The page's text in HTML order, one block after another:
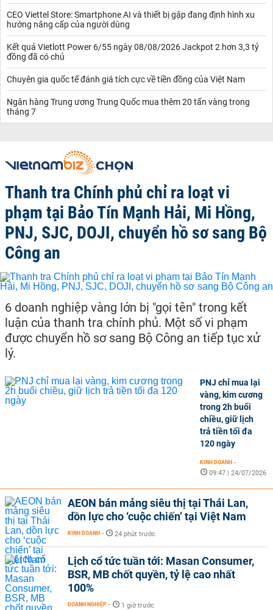
CEO Viettel Store: Smartphone AI và thiết bị gập đang định hình xu
hướng nâng cấp của người dùng
Kết quả Vietlott Power 6/55 ngày 08/08/2026 Jackpot 2 hơn 3,3 tỷ
đồng đã có chủ
Chuyên gia quốc tế đánh giá tích cực về tiền đồng của Việt Nam
Ngân hàng Trung ương Trung Quốc mua thêm 20 tấn vàng trong
tháng 7
Thanh tra Chính phủ chỉ ra loạt vi
phạm tại Bảo Tín Mạnh Hải, Mi Hồng,
PNJ, SJC, DOJI, chuyển hồ sơ sang Bộ
Công an
6 doanh nghiệp vàng lớn bị "gọi tên" trong kết
luận của thanh tra chính phủ. Một số vi phạm
được chuyển hồ sơ sang Bộ Công an tiếp tục xử
lý.
PNJ chỉ mua lại
vàng, kim cương
trong 2h buổi
chiều, giữ lịch
trả tiền tối đa
120 ngày
KINH DOANH -
09:47 | 24/07/2026
AEON bán mảng siêu thị tại Thái Lan,
dồn lực cho ‘cuộc chiến’ tại Việt Nam
KINH DOANH - 24 phút trước
Lịch cổ tức tuần tới: Masan Consumer,
BSR, MB chốt quyền, tỷ lệ cao nhất
100%
DOANH NGHIỆP - 1 giờ trước